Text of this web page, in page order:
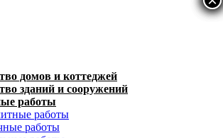
домов и коттеджей
зданий и сооружений
работы
работы
работы